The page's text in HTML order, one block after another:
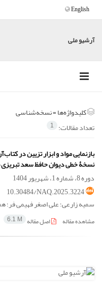
English
آرشیو ملی
کلیدواژه‌ها =نسخه‌شناسی
تعداد مقالات:
1
نسخۀ خطی دیوان حافظ سعد
دوره 8، شماره 1، شهریور 1404
10.30484/NAQ.2025.3224
سمیه زارعی؛ علی اصغر فهیمی
مشاهده مقاله اصل مقاله 6.1 M